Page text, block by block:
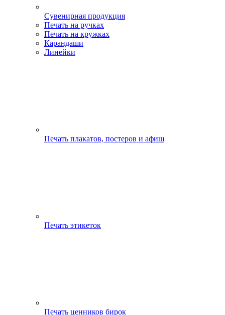
Сувенирная продукция
Печать на ручках
Печать на кружках
Карандаши
Линейки
Печать плакатов, постеров и афиш
Печать этикеток
Печать ценников бирок